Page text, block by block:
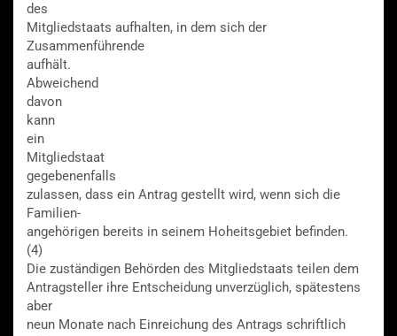
des
Mitgliedstaats aufhalten, in dem sich der
Zusammenführende
aufhält.
Abweichend
davon
kann
ein
Mitgliedstaat
gegebenenfalls
zulassen, dass ein Antrag gestellt wird, wenn sich die
Familien-
angehörigen bereits in seinem Hoheitsgebiet befinden.
(4)
Die zuständigen Behörden des Mitgliedstaats teilen dem
Antragsteller ihre Entscheidung unverzüglich, spätestens
aber
neun Monate nach Einreichung des Antrags schriftlich